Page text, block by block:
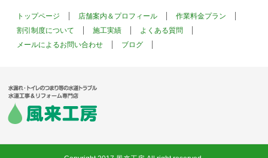
トップページ 店舗案内＆プロフィール
作業料金プラン
割引制度について
施工実績
よくある質問
メールによるお問い合わせ
ブログ